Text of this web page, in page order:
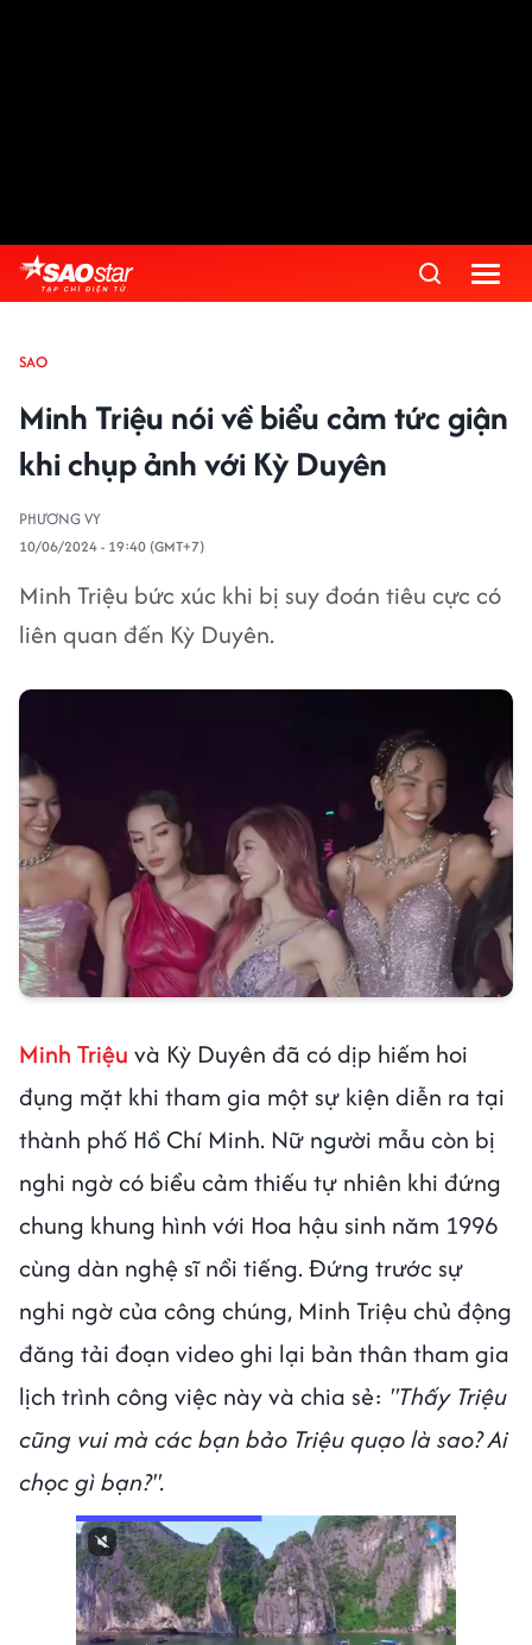
SAO
Minh Triệu nói về biểu cảm tức giận
khi chụp ảnh với Kỳ Duyên
PHƯƠNG VY
10/06/2024 - 19:40 (GMT+7)
Minh Triệu bức xúc khi bị suy đoán tiêu cực có
liên quan đến Kỳ Duyên.
Minh Triệu và Kỳ Duyên đã có dịp hiếm hoi
đụng mặt khi tham gia một sự kiện diễn ra tại
thành phố Hồ Chí Minh. Nữ người mẫu còn bị
nghi ngờ có biểu cảm thiếu tự nhiên khi đứng
chung khung hình với Hoa hậu sinh năm 1996
cùng dàn nghệ sĩ nổi tiếng. Đứng trước sự
nghi ngờ của công chúng, Minh Triệu chủ động
đăng tải đoạn video ghi lại bản thân tham gia
lịch trình công việc này và chia sẻ: "Thấy Triệu
cũng vui mà các bạn bảo Triệu quạo là sao? Ai
chọc gì bạn?".